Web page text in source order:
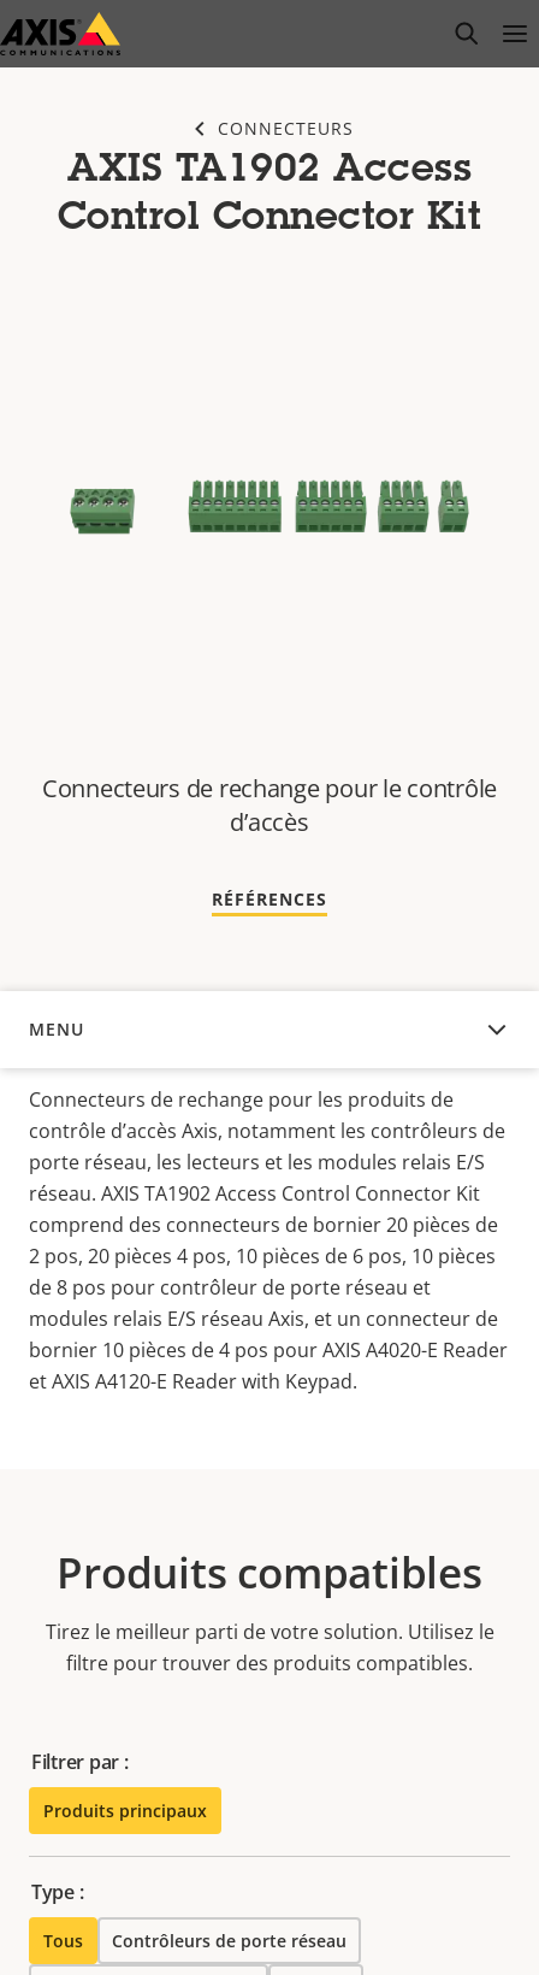
Passer
au
open
CONNECTEURS
AXIS TA1902 Access
Control Connector Kit
Connecteurs de rechange pour le contrôle
d’accès
RÉFÉRENCES
MENU
APERÇU
Connecteurs de rechange pour les produits de
contrôle d’accès Axis, notamment les contrôleurs de
porte réseau, les lecteurs et les modules relais E/S
réseau. AXIS TA1902 Access Control Connector Kit
comprend des connecteurs de bornier 20 pièces de
2 pos, 20 pièces 4 pos, 10 pièces de 6 pos, 10 pièces
de 8 pos pour contrôleur de porte réseau et
modules relais E/S réseau Axis, et un connecteur de
bornier 10 pièces de 4 pos pour AXIS A4020-E Reader
et AXIS A4120-E Reader with Keypad.
Produits compatibles
Tirez le meilleur parti de votre solution. Utilisez le
filtre pour trouver des produits compatibles.
Filtrer par :
Produits principaux
Type :
Tous Contrôleurs de porte réseau